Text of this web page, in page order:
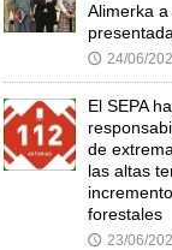
Alimerka
🕔 24/06/
El SEPA
de
las altas
forestales
🕔 23/06/